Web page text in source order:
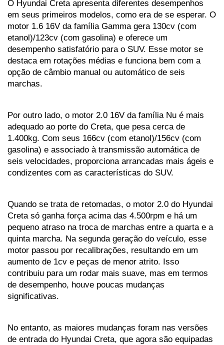
O Hyundai Creta apresenta diferentes desempenhos
em seus primeiros modelos, como era de se esperar. O
motor 1.6 16V da família Gamma gera 130cv (com
etanol)/123cv (com gasolina) e oferece um
desempenho satisfatório para o SUV. Esse motor se
destaca em rotações médias e funciona bem com a
opção de câmbio manual ou automático de seis
marchas.
Por outro lado, o motor 2.0 16V da família Nu é mais
adequado ao porte do Creta, que pesa cerca de
1.400kg. Com seus 166cv (com etanol)/156cv (com
gasolina) e associado à transmissão automática de
seis velocidades, proporciona arrancadas mais ágeis e
condizentes com as características do SUV.
Quando se trata de retomadas, o motor 2.0 do Hyundai
Creta só ganha força acima das 4.500rpm e há um
pequeno atraso na troca de marchas entre a quarta e a
quinta marcha. Na segunda geração do veículo, esse
motor passou por recalibrações, resultando em um
aumento de 1cv e peças de menor atrito. Isso
contribuiu para um rodar mais suave, mas em termos
de desempenho, houve poucas mudanças
significativas.
No entanto, as maiores mudanças foram nas versões
de entrada do Hyundai Creta, que agora são equipadas